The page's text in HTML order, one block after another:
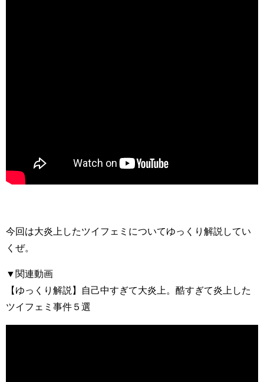
今回は大炎上したツイフェミについてゆっくり解説してい
くぜ。
▼関連動画
【ゆっくり解説】自己中すぎて大炎上。酷すぎて炎上した
ツイフェミ事件５選